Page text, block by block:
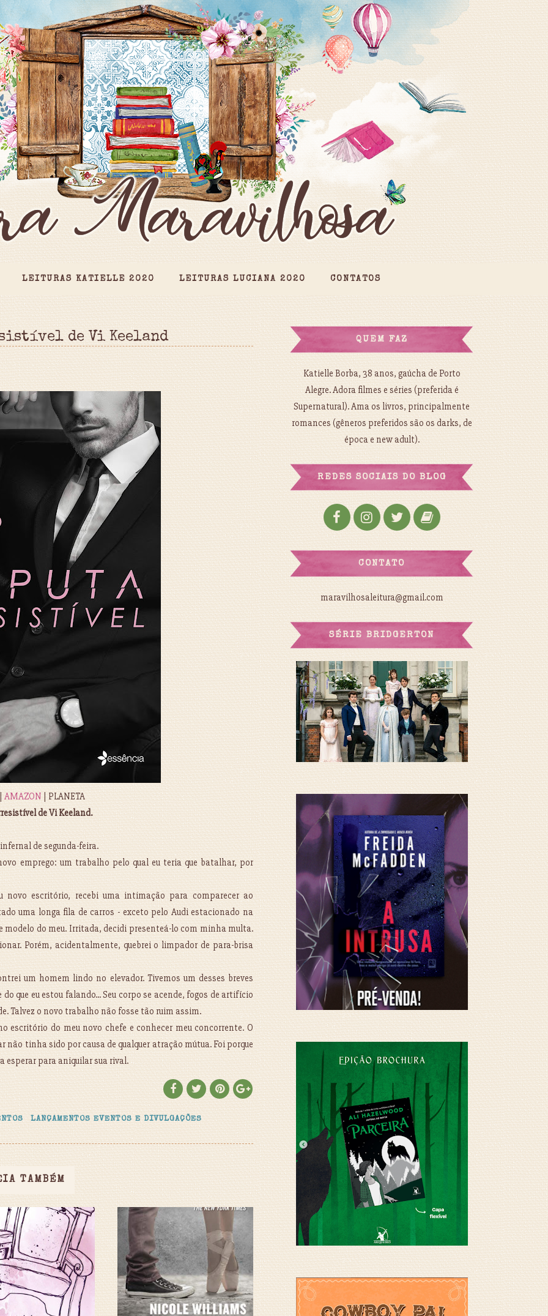
LEITURAS KATIELLE 2020 LEITURAS LUCIANA 2020 CONTATOS
de Vi Keeland
AMAZON| PLANETA
de Vi Keeland.
de segunda-feira.
emprego: um trabalho pelo qual eu teria que batalhar, por
novo escritório, recebi uma intimação para comparecer ao
uma longa fila de carros - exceto pelo Audi estacionado na
modelo do meu. Irritada, decidi presenteá-lo com minha multa.
Porém, acidentalmente, quebrei o limpador de para-brisa
um homem lindo no elevador. Tivemos um desses breves
que eu estou falando... Seu corpo se acende, fogos de artifício
Talvez o novo trabalho não fosse tão ruim assim.
escritório do meu novo chefe e conhecer meu concorrente. O
não tinha sido por causa de qualquer atração mútua. Foi porque
esperar para aniquilar sua rival.
LANÇAMENTOS EVENTOS E DIVULGAÇÕES
TAMBÉM
QUEM FAZ
Katielle Borba, 38 anos, gaúcha de Porto
Alegre. Adora filmes e séries (preferida é
Supernatural). Ama os livros, principalmente
romances (gêneros preferidos são os darks, de
época e new adult).
REDES SOCIAIS DO BLOG
CONTATO
maravilhosaleitura@gmail.com
SÉRIE BRIDGERTON